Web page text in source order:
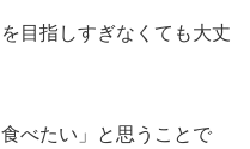
目指しすぎなくても大丈
べたい」と思うことで